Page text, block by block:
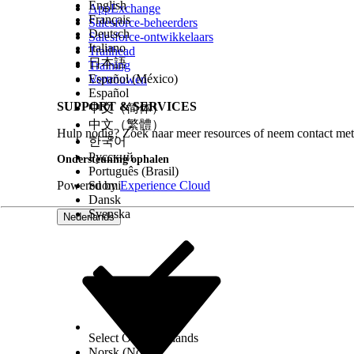
eerste interval na 18:00 uur. De
Hoewel u de planning om 20:00 uur
begintijd van 18:00 uur uitgevoerd,
tweede run om 22:00 uur. Omdat de
volgende dag om 18:00 uur uitgevoerd.
Selecteer de begintijd en tijdzone.
Als een geplande transformatie niet wordt
uitgevoerd.
OpmerkingAls u batchgegevenstransformaties
Recorddetails weergegeven in GMT, niet de
Opmerking
Wanneer u een batch
overgedragen aan de doelorganisatie.
HEEFT DIT ARTIKEL UW PROBLEEM OPGELOST?
AppExchange
Salesforce-beheerders
Salesforce-ontwikkelaars
Trailhead
Training
Vertrouwen
SUPPORT & SERVICES
Hulp nodig? Zoek naar meer resources of neem contact
Ondersteuning ophalen
Powered byExperience Cloud
Nederlands
English
Français
Deutsch
Italiano
日本語
Español (México)
Español
中文（简体）
中文（繁體）
한국어
Русский
Português (Brasil)
Suomi
Dansk
Svenska
Select Org
Nederlands